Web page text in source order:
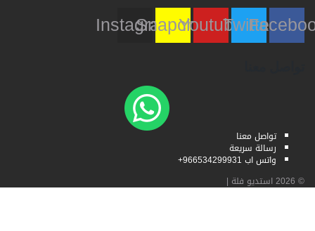
Twitter
Youtube
Snapchat
Instagram
تواصل معنا
رسالة سريعة
واتس اب 966534299931+
استديو فلة|